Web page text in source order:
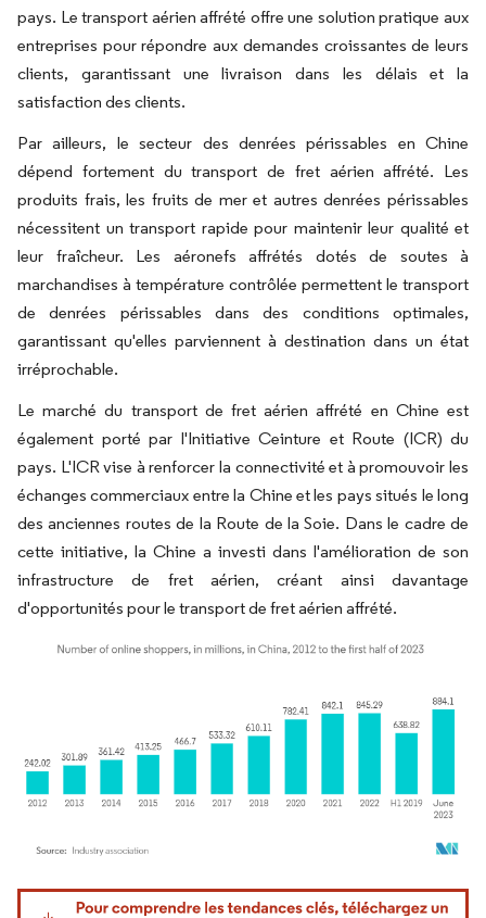
pays. Le transport aérien affrété offre une solution pratique aux
entreprises pour répondre aux demandes croissantes de leurs
clients, garantissant une livraison dans les délais et la
satisfaction des clients.
Par ailleurs, le secteur des denrées périssables en Chine
dépend fortement du transport de fret aérien affrété. Les
produits frais, les fruits de mer et autres denrées périssables
nécessitent un transport rapide pour maintenir leur qualité et
leur fraîcheur. Les aéronefs affrétés dotés de soutes à
marchandises à température contrôlée permettent le transport
de denrées périssables dans des conditions optimales,
garantissant qu'elles parviennent à destination dans un état
irréprochable.
Le marché du transport de fret aérien affrété en Chine est
également porté par l'Initiative Ceinture et Route (ICR) du
pays. L'ICR vise à renforcer la connectivité et à promouvoir les
échanges commerciaux entre la Chine et les pays situés le long
des anciennes routes de la Route de la Soie. Dans le cadre de
cette initiative, la Chine a investi dans l'amélioration de son
infrastructure de fret aérien, créant ainsi davantage
d'opportunités pour le transport de fret aérien affrété.
Image © Mordor Intelligence. La réutilisation nécessite une attribution sous CC BY